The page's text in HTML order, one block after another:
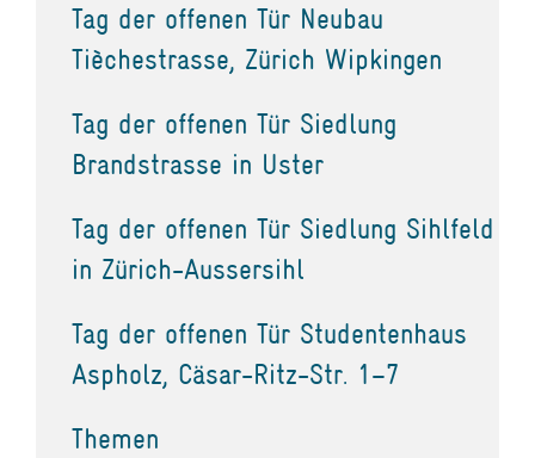
Tag der offenen Tür Neubau
Tièchestrasse, Zürich Wipkingen
Tag der offenen Tür Siedlung
Brandstrasse in Uster
Tag der offenen Tür Siedlung Sihlfeld
in Zürich-Aussersihl
Tag der offenen Tür Studentenhaus
Aspholz, Cäsar-Ritz-Str. 1–7
Themen